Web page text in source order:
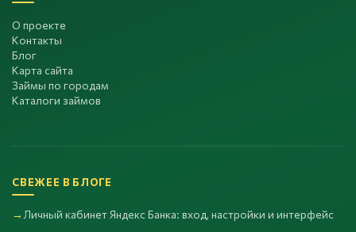
О проекте
Контакты
Блог
Карта сайта
Займы по городам
Каталоги займов
СВЕЖЕЕ В БЛОГЕ
Личный кабинет Яндекс Банка: вход, настройки и интерфейс